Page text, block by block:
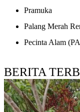
Pramuka
Palang Merah
Pecinta Alam
BERITA